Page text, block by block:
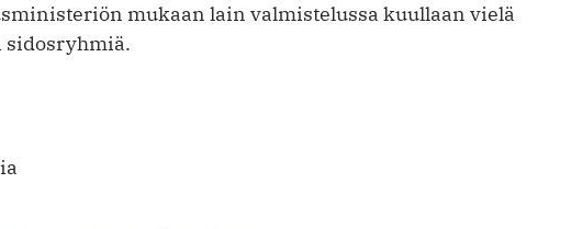
mukaan lain valmistelussa kuullaan vielä
sidosryhmiä.